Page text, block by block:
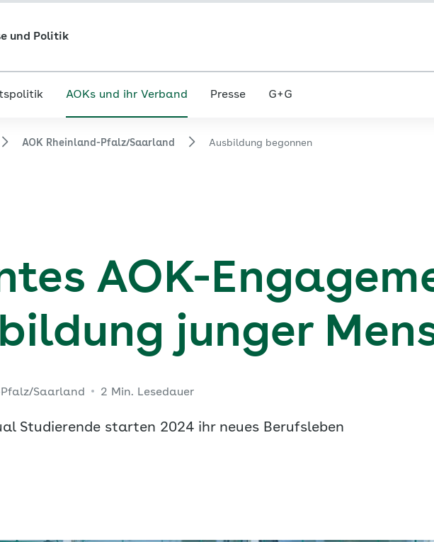
und Politik
AOKs und ihr Verband Presse G+G
AOK Rheinland-Pfalz/Saarland Ausbildung begonnen
AOK-
junger
Saarland 2 Min. Lesedauer
Studierende starten 2024 ihr neues Berufsleben